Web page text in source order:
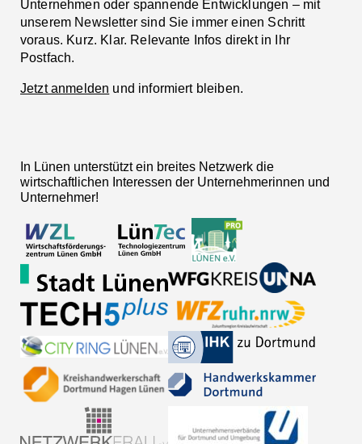
Unternehmen oder spannende Entwicklungen – mit
unserem Newsletter sind Sie immer einen Schritt
voraus. Kurz. Klar. Relevante Infos direkt in Ihr
Postfach.
Jetzt anmelden und informiert bleiben.
In Lünen unterstützt ein breites Netzwerk die
wirtschaftlichen Interessen der Unternehmerinnen und
Unternehmer!